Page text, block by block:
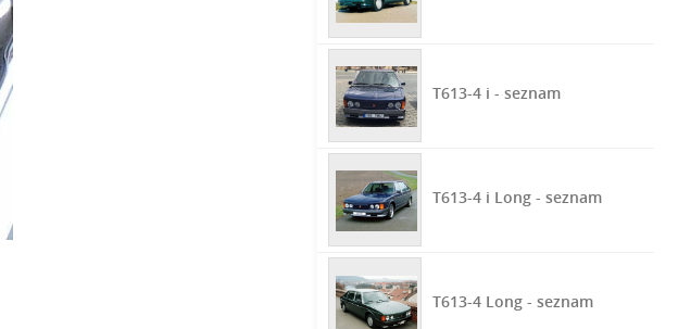
T613-4 i - seznam
T613-4 i Long - seznam
T613-4 Long - seznam